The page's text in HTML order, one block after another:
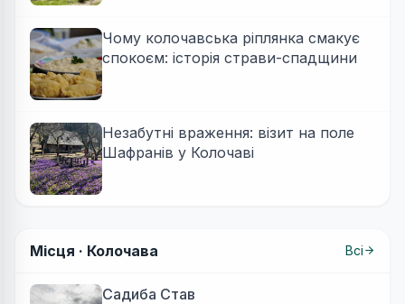
Чому колочавська ріплянка смакує
спокоєм: історія страви-спадщини
Незабутні враження: візит на поле
Шафранів у Колочаві
Місця · Колочава Всі
Садиба Став